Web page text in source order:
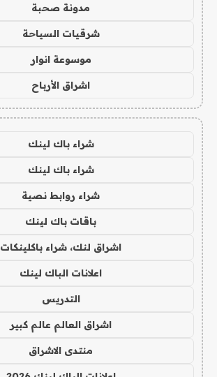
مدونة صحبة
شرقيات السياحة
موسوعة انوار
اشراق الأرباح
شراء باك لينك
شراء باك لينك
شراء روابط نصية
باقات باك لينك
اشراق لنك، شراء باكلينكات
اعلانات الباك لينك
التدريس
اشراق العالم عالم كبير
منتدى الاشراق